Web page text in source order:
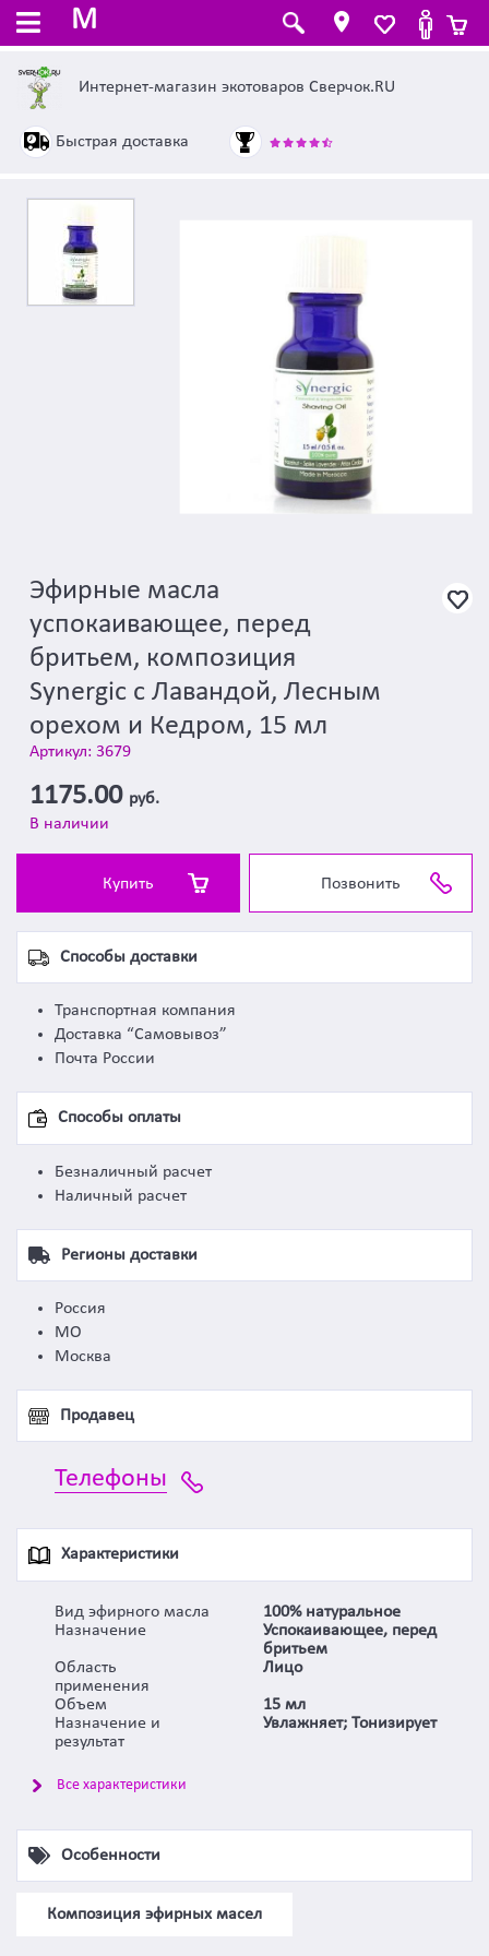
M
Интернет-магазин экотоваров Сверчок.RU
Быстрая доставка
Эфирные масла
успокаивающее, перед
бритьем, композиция
Synergic с Лавандой, Лесным
орехом и Кедром, 15 мл
Артикул: 3679
1175.00 руб.
В наличии
Купить Позвонить
Способы доставки
Транспортная компания
Доставка “Самовывоз”
Почта России
Способы оплаты
Безналичный расчет
Наличный расчет
Регионы доставки
Россия
МО
Москва
Продавец
Телефоны
Характеристики
Вид эфирного масла
100% натуральное
Назначение
Успокаивающее, перед
бритьем
Область
применения
Лицо
Объем
15 мл
Назначение и
результат
Увлажняет; Тонизирует
Все характеристики
Особенности
Композиция эфирных масел